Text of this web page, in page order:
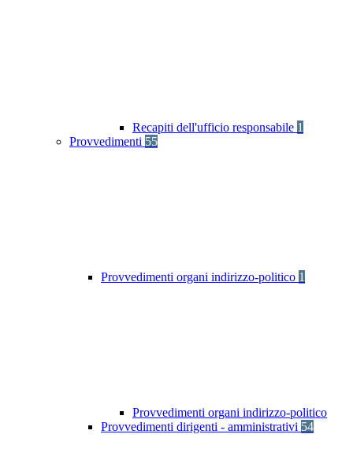
Recapiti dell'ufficio responsabile 1
Provvedimenti 55
Provvedimenti organi indirizzo-politico 1
Provvedimenti organi indirizzo-politico
Provvedimenti dirigenti - amministrativi 54